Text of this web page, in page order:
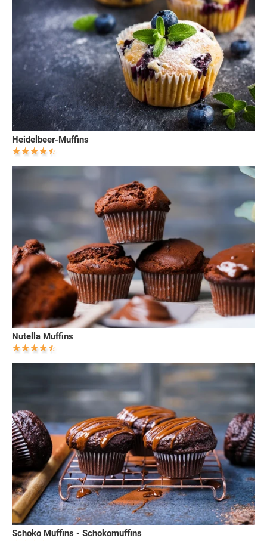
Heidelbeer-Muffins
Nutella Muffins
Schoko Muffins - Schokomuffins